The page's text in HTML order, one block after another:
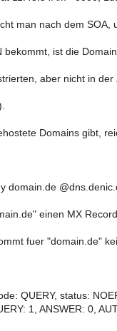
man nach dem SOA,
bekommt, ist die
aber nicht in der
Domains gibt,
domain.de
einen MX
fuer "domain.de"
QUERY, status:
1, ANSWER: 0,